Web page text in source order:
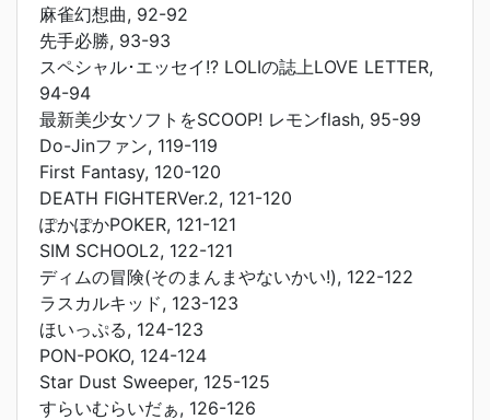
麻雀幻想曲, 92-92
先手必勝, 93-93
スペシャル･エッセイ!? LOLIの誌上LOVE LETTER,
94-94
最新美少女ソフトをSCOOP! レモンflash, 95-99
Do-Jinファン, 119-119
First Fantasy, 120-120
DEATH FIGHTERVer.2, 121-120
ぽかぽかPOKER, 121-121
SIM SCHOOL2, 122-121
ディムの冒険(そのまんまやないかい!), 122-122
ラスカルキッド, 123-123
ほいっぷる, 124-123
PON-POKO, 124-124
Star Dust Sweeper, 125-125
すらいむらいだぁ, 126-126